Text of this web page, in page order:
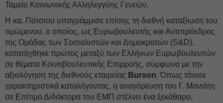
Ταμείο Κοινωνικής Αλληλεγγύης Γενεών.
Η κα. Πότσιου υπογράμμισε επίσης τη διεθνή καταξίωση του
τιμώμενου, ο οποίος, ως Ευρωβουλευτής και Αντιπρόεδρος
της Ομάδας των Σοσιαλιστών και Δημοκρατών (S&D),
κατατάχθηκε πρώτος μεταξύ των Ελλήνων Ευρωβουλευτών
σε θέματα Κοινοβουλευτικής Επιρροής, σύμφωνα με την
αξιολόγηση της διεθνούς εταιρείας Burson. Όπως τόνισε
χαρακτηριστικά καταλήγοντας, η αναγόρευση του Γ. Μανιάτη
σε Επίτιμο Διδάκτορα του ΕΜΠ στέλνει ένα ξεκάθαρο,